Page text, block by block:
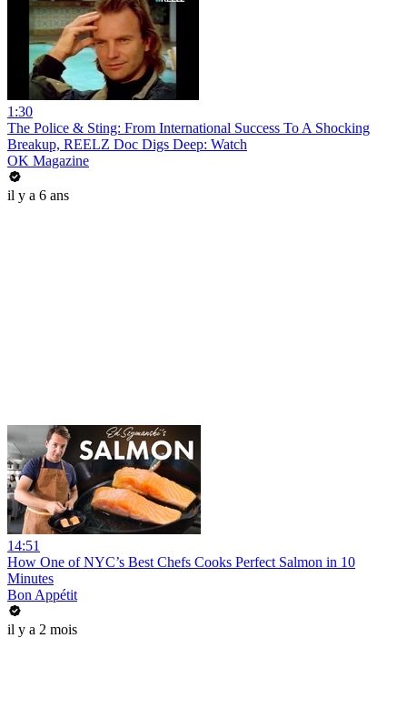
1:30
The Police & Sting: From International Success To A Shocking
Breakup, REELZ Doc Digs Deep: Watch
OK Magazine
il y a 6 ans
14:51
How One of NYC’s Best Chefs Cooks Perfect Salmon in 10
Minutes
Bon Appétit
il y a 2 mois